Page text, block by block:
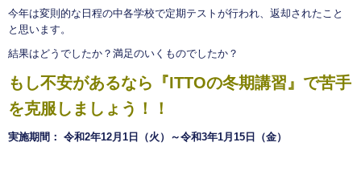
今年は変則的な日程の中各学校で定期テストが行われ、返却されたこと
と思います。
結果はどうでしたか？満足のいくものでしたか？
もし不安があるなら『ITTOの冬期講習』で苦手
を克服しましょう！！
実施期間： 令和2年12月1日（火）～令和3年1月15日（金）